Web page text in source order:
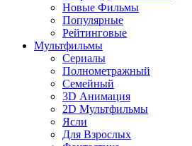
Новые Фильмы
Популярные
Рейтинговые
Мультфильмы
Сериалы
Полнометражный
Семейный
3D Анимация
2D Мультфильмы
Ясли
Для Взрослых